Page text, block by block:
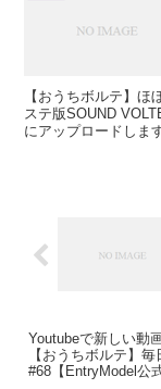
【おうちボルテ】
ステ版SOUND
にアップロードしま
Youtubeで新しい動
【おうちボルテ】
#68【EntryModel公